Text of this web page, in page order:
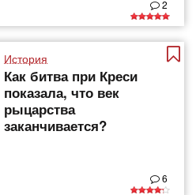
2
История
Как битва при Креси
показала, что век
рыцарства
заканчивается?
6